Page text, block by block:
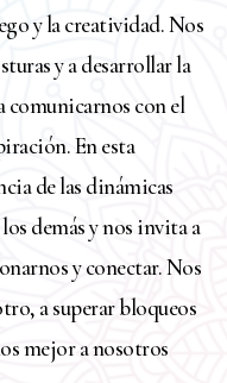
y la creatividad. Nos
y a desarrollar la
comunicarnos con el
En esta
de las dinámicas
demás y nos invita a
y conectar. Nos
a superar bloqueos
mejor a nosotros